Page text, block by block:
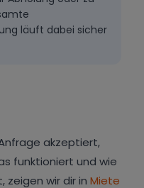
läuft dabei sicher
akzeptiert,
funktioniert und wie
zeigen wir dir in Miete